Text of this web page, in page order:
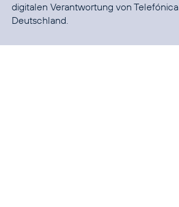
digitalen Verantwortung von Telefónica
Deutschland.